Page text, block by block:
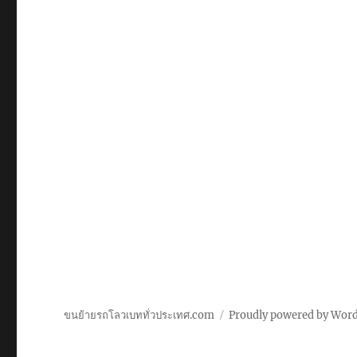
ขนย้ายรถโลวเบททั่วประเทศ.com Proudly powered by